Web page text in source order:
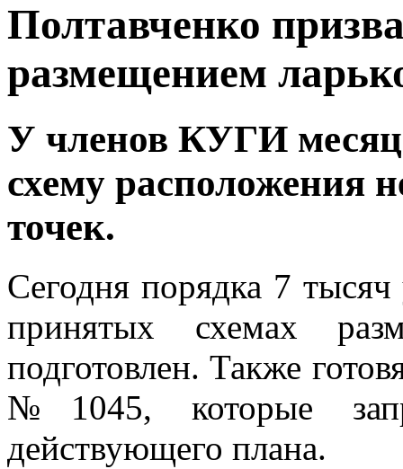
Полтавченко
размещением
У членов КУГИ месяц
схему расположения
точек.
Сегодня порядка 7 тысяч
принятых схемах
подготовлен. Также
№1045, которые
действующего плана.